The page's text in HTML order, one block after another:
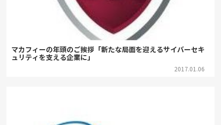
マカフィーの年頭のご挨拶「新たな局面を迎えるサイバーセキ
ュリティを支える企業に」
2017.01.06